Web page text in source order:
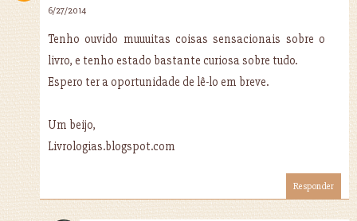
6/27/2014
Tenho ouvido muuuitas coisas sensacionais sobre o
livro, e tenho estado bastante curiosa sobre tudo.
Espero ter a oportunidade de lê-lo em breve.
Um beijo,
Livrologias.blogspot.com
Responder